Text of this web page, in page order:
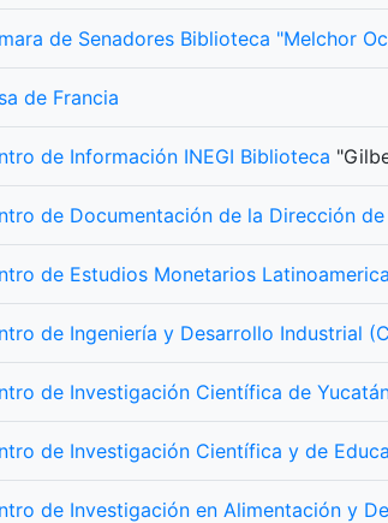
de Senadores Biblioteca "Melchor
de Francia
de Información INEGI Biblioteca
de Documentación de la Dirección
de Estudios Monetarios
de Ingeniería y Desarrollo Industrial
de Investigación Científica de
de Investigación Científica y de
de Investigación en Alimentación y